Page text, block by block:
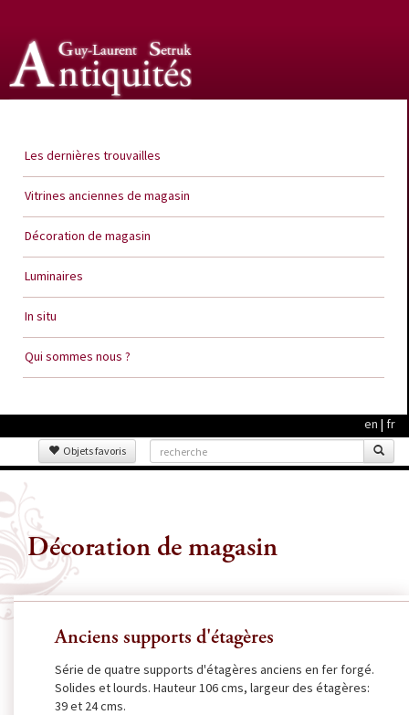
Les dernières trouvailles
Vitrines anciennes de magasin
Décoration de magasin
Luminaires
In situ
Qui sommes nous ?
en | fr
Objets favoris
Décoration de magasin
Anciens supports d'étagères
Série de quatre supports d'étagères anciens en fer forgé.
Solides et lourds. Hauteur 106 cms, largeur des étagères:
39 et 24 cms.